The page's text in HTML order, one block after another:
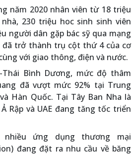
năm 2020 nhân viên từ 18 triệu
230 triệu hoc sinh sinh viên
người dân gặp bác sỹ qua mạng
đã trở thành trụ cột thứ 4 của cơ
với giao thông, điện và nước.
Thái Bình Dương, mức độ thâm
đã vượt mức 92% tại Trung
Hàn Quốc. Tại Tây Ban Nha là
Rập và UAE đang tăng tốc triển
ứng dụng thương mại
đang đặt ra nhu cầu về băng